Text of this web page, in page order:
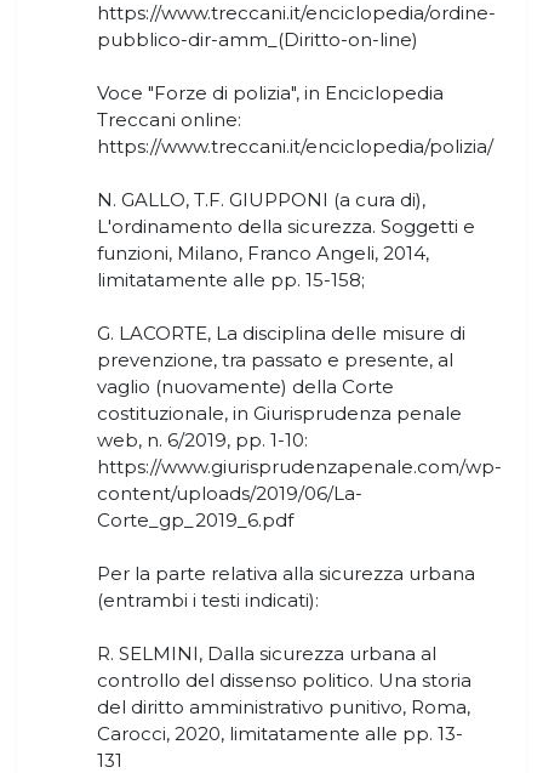
https://www.treccani.it/enciclopedia/ordine-
pubblico-dir-amm_(Diritto-on-line)
Voce "Forze di polizia", in Enciclopedia
Treccani online:
https://www.treccani.it/enciclopedia/polizia/
N. GALLO, T.F. GIUPPONI (a cura di),
L'ordinamento della sicurezza. Soggetti e
funzioni, Milano, Franco Angeli, 2014,
limitatamente alle pp. 15-158;
G. LACORTE, La disciplina delle misure di
prevenzione, tra passato e presente, al
vaglio (nuovamente) della Corte
costituzionale, in Giurisprudenza penale
web, n. 6/2019, pp. 1-10:
https://www.giurisprudenzapenale.com/wp-
content/uploads/2019/06/La-
Corte_gp_2019_6.pdf
Per la parte relativa alla sicurezza urbana
(entrambi i testi indicati):
R. SELMINI, Dalla sicurezza urbana al
controllo del dissenso politico. Una storia
del diritto amministrativo punitivo, Roma,
Carocci, 2020, limitatamente alle pp. 13-
131